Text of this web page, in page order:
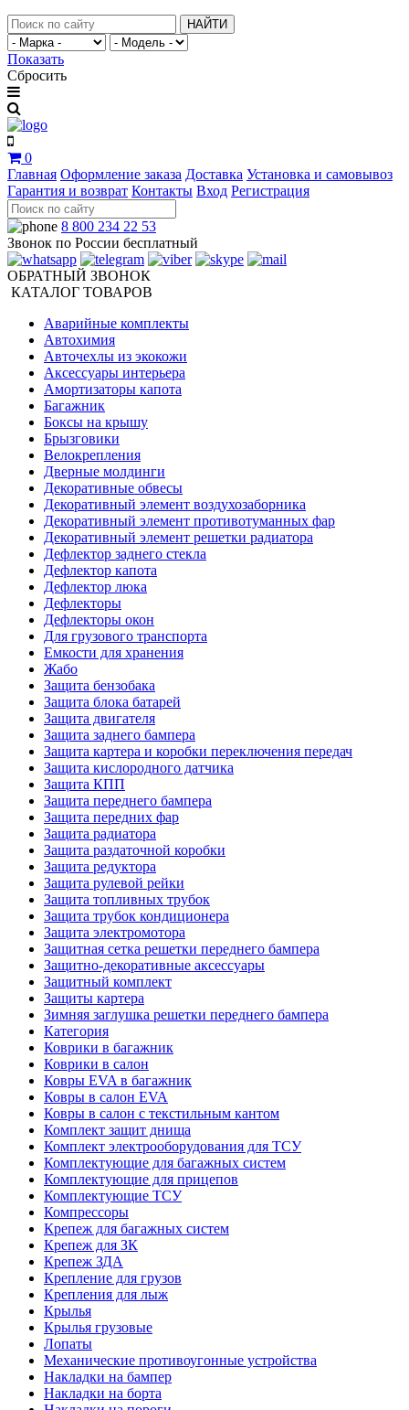
НАЙТИ
Показать
Сбросить
0
Главная Оформление заказа Доставка Установка и самовывоз
Гарантия и возврат Контакты Вход Регистрация
8 800 234 22 53
Звонок по России бесплатный
ОБРАТНЫЙ ЗВОНОК
КАТАЛОГ ТОВАРОВ
Аварийные комплекты
Автохимия
Авточехлы из экокожи
Аксессуары интерьера
Амортизаторы капота
Багажник
Боксы на крышу
Брызговики
Велокрепления
Дверные молдинги
Декоративные обвесы
Декоративный элемент воздухозаборника
Декоративный элемент противотуманных фар
Декоративный элемент решетки радиатора
Дефлектор заднего стекла
Дефлектор капота
Дефлектор люка
Дефлекторы
Дефлекторы окон
Для грузового транспорта
Емкости для хранения
Жабо
Защита бензобака
Защита блока батарей
Защита двигателя
Защита заднего бампера
Защита картера и коробки переключения передач
Защита кислородного датчика
Защита КПП
Защита переднего бампера
Защита передних фар
Защита радиатора
Защита раздаточной коробки
Защита редуктора
Защита рулевой рейки
Защита топливных трубок
Защита трубок кондиционера
Защита электромотора
Защитная сетка решетки переднего бампера
Защитно-декоративные аксессуары
Защитный комплект
Защиты картера
Зимняя заглушка решетки переднего бампера
Категория
Коврики в багажник
Коврики в салон
Ковры EVA в багажник
Ковры в салон EVA
Ковры в салон с текстильным кантом
Комплект защит днища
Комплект электрооборудования для ТСУ
Комплектующие для багажных систем
Комплектующие для прицепов
Комплектующие ТСУ
Компрессоры
Крепеж для багажных систем
Крепеж для ЗК
Крепеж ЗДА
Крепление для грузов
Крепления для лыж
Крылья
Крылья грузовые
Лопаты
Механические противоугонные устройства
Накладки на бампер
Накладки на борта